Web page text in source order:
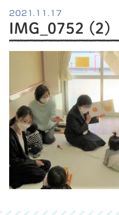
2021.11.17
IMG_0752 (2)